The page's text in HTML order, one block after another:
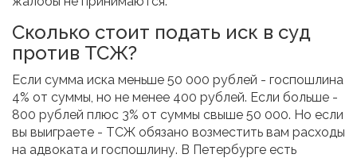
Сколько стоит подать иск в суд
против ТСЖ?
Если сумма иска меньше 50 000 рублей - госпошлина
4% от суммы, но не менее 400 рублей. Если больше -
800 рублей плюс 3% от суммы свыше 50 000. Но если
вы выиграете - ТСЖ обязано возместить вам расходы
на адвоката и госпошлину. В Петербурге есть